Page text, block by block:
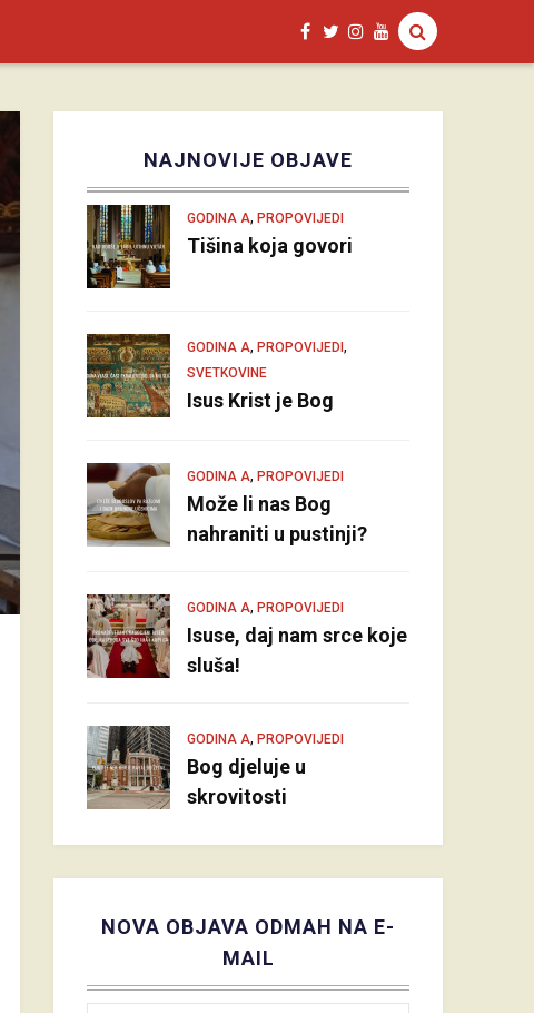
NAJNOVIJE OBJAVE
GODINA A, PROPOVIJEDI
Tišina koja govori
GODINA A, PROPOVIJEDI ,
SVETKOVINE
Isus Krist je Bog
GODINA A, PROPOVIJEDI
Može li nas Bog
nahraniti u pustinji?
GODINA A, PROPOVIJEDI
Isuse, daj nam srce koje
sluša!
GODINA A, PROPOVIJEDI
Bog djeluje u
skrovitosti
NOVA OBJAVA ODMAH NA E-
MAIL